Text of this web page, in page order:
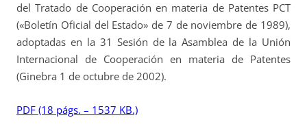
del Tratado de Cooperación en materia de Patentes PCT
(«Boletín Oficial del Estado» de 7 de noviembre de 1989),
adoptadas en la 31 Sesión de la Asamblea de la Unión
Internacional de Cooperación en materia de Patentes
(Ginebra 1 de octubre de 2002).
PDF (18 págs. – 1537 KB.)